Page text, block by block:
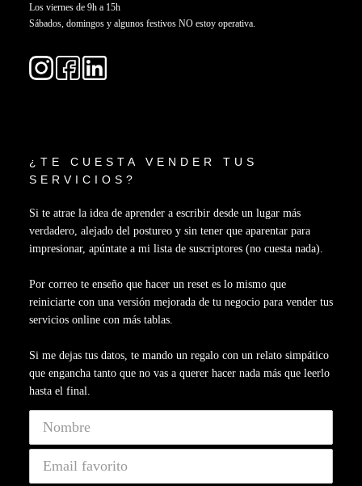
Los viernes de 9h a 15h
Sábados, domingos y algunos festivos NO estoy operativa.
¿TE CUESTA VENDER TUS
SERVICIOS?
Si te atrae la idea de aprender a escribir desde un lugar más
verdadero, alejado del postureo y sin tener que aparentar para
impresionar, apúntate a mi lista de suscriptores (no cuesta nada).
Por correo te enseño que hacer un reset es lo mismo que
reiniciarte con una versión mejorada de tu negocio para vender tus
servicios online con más tablas.
Si me dejas tus datos, te mando un regalo con un relato simpático
que engancha tanto que no vas a querer hacer nada más que leerlo
hasta el final.